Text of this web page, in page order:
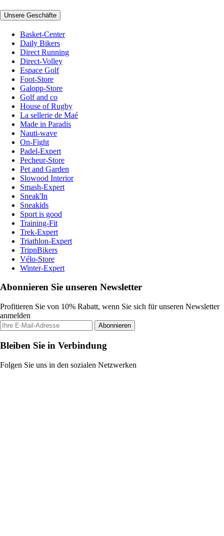
Unsere Geschäfte
Basket-Center
Daily Bikers
Direct Running
Direct-Volley
Espace Golf
Foot-Store
Galopp-Store
Golf and co
House of Rugby
La sellerie de Maé
Made in Paradis
Nauti-wave
On-Fight
Padel-Expert
Pecheur-Store
Pet and Garden
Slowood Interior
Smash-Expert
Sneak'In
Sneakids
Sport is good
Training-Fit
Trek-Expert
Triathlon-Expert
TripnBikers
Vélo-Store
Winter-Expert
Abonnieren Sie unseren Newsletter
Profitieren Sie von 10% Rabatt, wenn Sie sich für unseren Newsletter
anmelden
Abonnieren
Bleiben Sie in Verbindung
Folgen Sie uns in den sozialen Netzwerken